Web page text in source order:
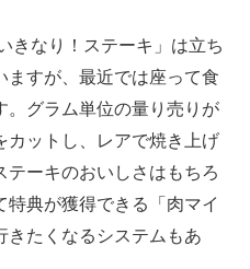
なり！ステーキ」は立ち
ますが、最近では座って食
。グラム単位の量り売りが
カットし、レアで焼き上げ
テーキのおいしさはもちろ
特典が獲得できる「肉マイ
きたくなるシステムもあ